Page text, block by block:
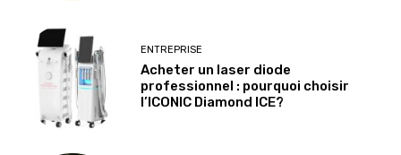
ENTREPRISE
Acheter un laser diode
professionnel : pourquoi choisir
l’ICONIC Diamond ICE?